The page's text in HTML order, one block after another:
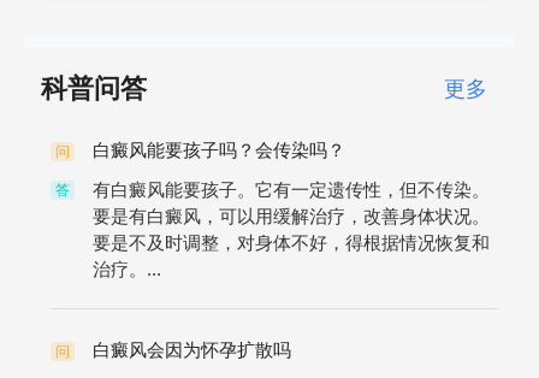
科普问答 更多
问 白癜风能要孩子吗？会传染吗？
答
有白癜风能要孩子。它有一定遗传性，但不传染。
要是有白癜风，可以用缓解治疗，改善身体状况。
要是不及时调整，对身体不好，得根据情况恢复和
治疗。...
问 白癜风会因为怀孕扩散吗